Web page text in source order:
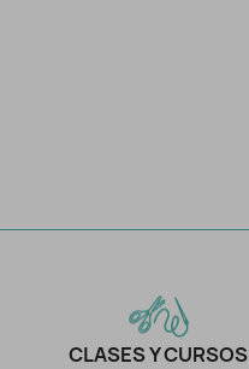
CLASES Y CURSOS